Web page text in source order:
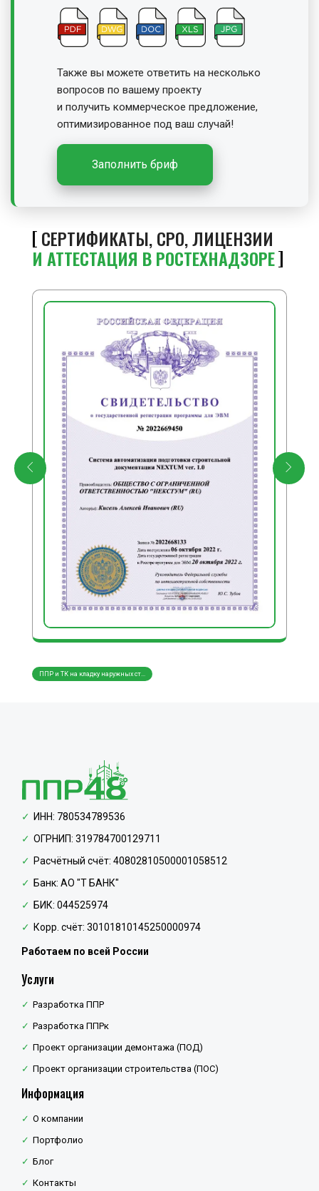
Также вы можете ответить на несколько
вопросов по вашему проекту
и получить коммерческое предложение,
оптимизированное под ваш случай!
Заполнить бриф
СЕРТИФИКАТЫ, СРО, ЛИЦЕНЗИИ
И АТТЕСТАЦИЯ В РОСТЕХНАДЗОРЕ
ППР и ТК на кладку наружных ст...
ППР и ТК на монтаж сборных жел...
ИНН: 780534789536
ОГРНИП: 319784700129711
Расчётный счёт: 40802810500001058512
Банк: АО "Т БАНК"
БИК: 044525974
Корр. счёт: 30101810145250000974
Работаем по всей России
Услуги
Разработка ППР
Разработка ППРк
Проект организации демонтажа (ПОД)
Проект организации строительства (ПОС)
Информация
О компании
Портфолио
Блог
Контакты